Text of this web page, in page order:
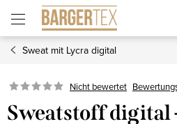
Inhalt
springen
Sweat mit Lycra digital
Nicht bewertet
Sweatstoff digital